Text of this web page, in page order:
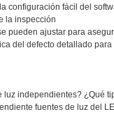
configuración fácil del
la inspección
pueden ajustar para
del defecto detallado
luz independientes? ¿Qué
fuentes de luz del